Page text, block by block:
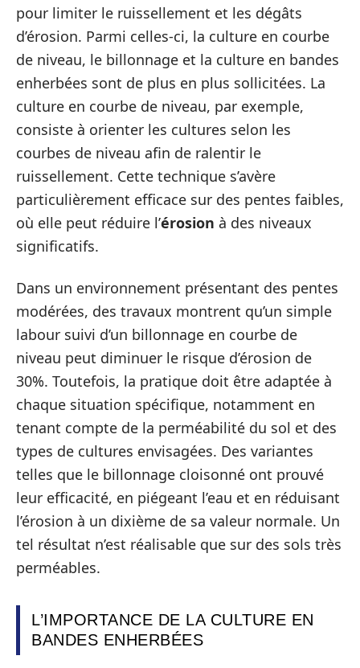
pour limiter le ruissellement et les dégâts
d’érosion. Parmi celles-ci, la culture en courbe
de niveau, le billonnage et la culture en bandes
enherbées sont de plus en plus sollicitées. La
culture en courbe de niveau, par exemple,
consiste à orienter les cultures selon les
courbes de niveau afin de ralentir le
ruissellement. Cette technique s’avère
particulièrement efficace sur des pentes faibles,
où elle peut réduire l’érosion à des niveaux
significatifs.
Dans un environnement présentant des pentes
modérées, des travaux montrent qu’un simple
labour suivi d’un billonnage en courbe de
niveau peut diminuer le risque d’érosion de
30%. Toutefois, la pratique doit être adaptée à
chaque situation spécifique, notamment en
tenant compte de la perméabilité du sol et des
types de cultures envisagées. Des variantes
telles que le billonnage cloisonné ont prouvé
leur efficacité, en piégeant l’eau et en réduisant
l’érosion à un dixième de sa valeur normale. Un
tel résultat n’est réalisable que sur des sols très
perméables.
L’IMPORTANCE DE LA CULTURE EN
BANDES ENHERBÉES